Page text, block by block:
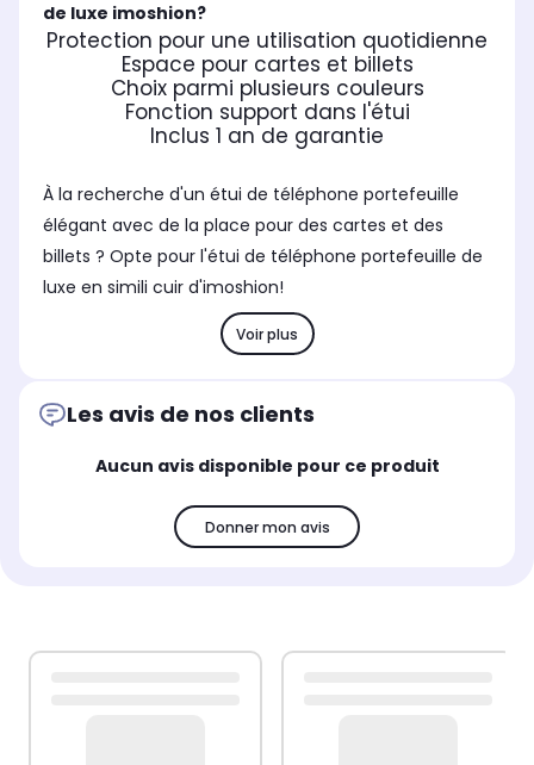
de luxe imoshion?
Protection pour une utilisation quotidienne
Espace pour cartes et billets
Choix parmi plusieurs couleurs
Fonction support dans l'étui
Inclus 1 an de garantie
À la recherche d'un étui de téléphone portefeuille
élégant avec de la place pour des cartes et des
billets ? Opte pour l'étui de téléphone portefeuille de
luxe en simili cuir d'imoshion!
Voir plus
Les avis de nos clients
Aucun avis disponible pour ce produit
Donner mon avis